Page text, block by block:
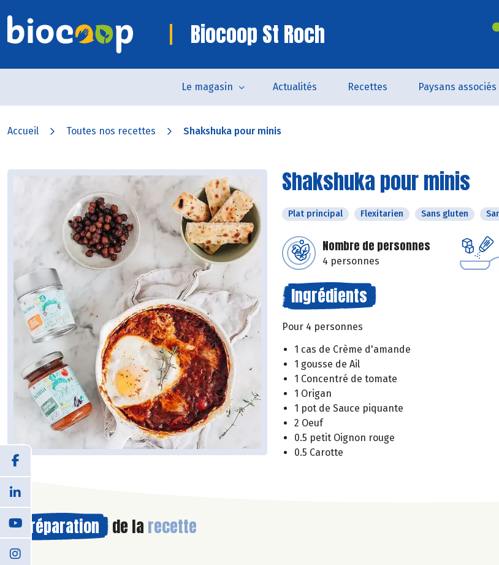
Biocoop St Roch
Le magasin Actualités Recettes Paysans associés
Accueil Toutes nos recettes Shakshuka pour minis
Shakshuka pour minis
Plat principal Flexitarien Sans gluten
Nombre de personnes
4 personnes
Ingrédients
Pour 4 personnes
1 cas de Crème d'amande
1 gousse de Ail
1 Concentré de tomate
1 Origan
1 pot de Sauce piquante
2 Oeuf
0.5 petit Oignon rouge
0.5 Carotte
Préparation de la recette